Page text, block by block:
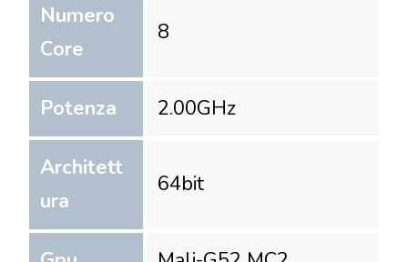
Numero
Core
8
Potenza 2.00GHz
Architett
ura
64bit